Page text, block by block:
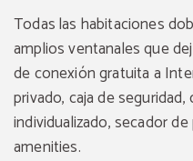
Todas las habitaciones
amplios ventanales que
de conexión gratuita a
privado, caja de
individualizado, secador
amenities.